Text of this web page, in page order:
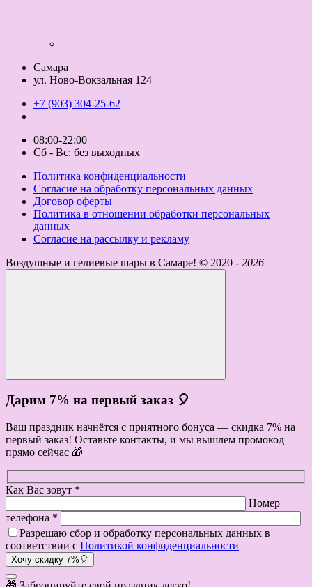
Самара
ул. Ново-Вокзальная 124
+7 (903) 304-25-62
08:00-22:00
Сб - Вс: без выходных
Политика конфиденциальности
Согласие на обработку персональных данных
Договор оферты
Политика в отношении обработки персональных
данных
Согласие на рассылку и рекламу
Воздушные и гелиевые шары в Самаре! © 2020 - 2026
Дарим 7% на первый заказ 🎈
Ваш праздник начнётся с приятного бонуса — скидка 7% на
первый заказ! Оставьте контакты, и мы вышлем промокод
прямо сейчас 🎁
Как Вас зовут *
Номер
телефона *
Разрешаю сбор и обработку персональных данных в
соответствии с Политикой конфиденциальности
Хочу скидку 7%🎈